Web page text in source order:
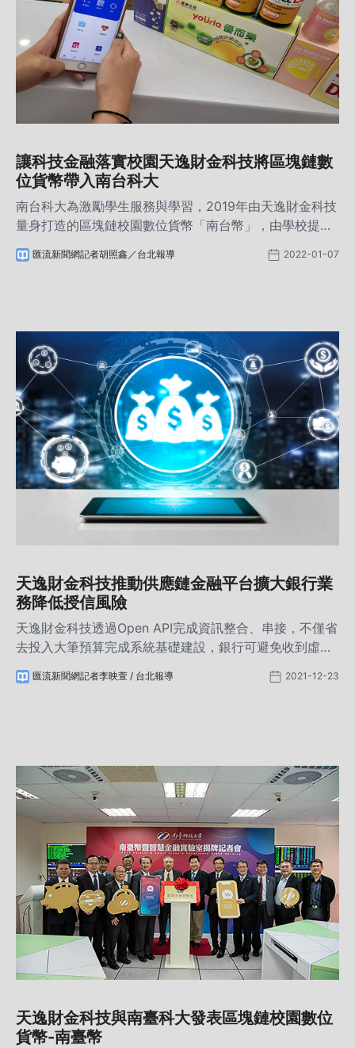
讓科技金融落實校園天逸財金科技將區塊鏈數
位貨幣帶入南台科大
南台科大為激勵學生服務與學習，2019年由天逸財金科技
量身打造的區塊鏈校園數位貨幣「南台幣」，由學校提撥
園的學生餐廳、行政單位、自動收款機、健身房等場域，
匯流新聞網記者胡照鑫／台北報導 2022-01-07
天逸財金科技推動供應鏈金融平台擴大銀行業
務降低授信風險
天逸財金科技透過Open API完成資訊整合、串接，不僅省
去投入大筆預算完成系統基礎建設，銀行可避免收到虛假
債信、將低企業控管風險，更有效率地提升徵信核貸效率
與準確度，未來銀行有望在供應鏈金融需求中擴大5倍的
匯流新聞網記者李映萱 / 台北報導 2021-12-23
天逸財金科技與南臺科大發表區塊鏈校園數位
貨幣-南臺幣